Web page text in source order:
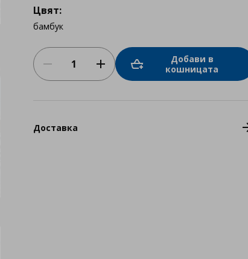
Цвят:
бамбук
Добави в
кошницата
Доставка